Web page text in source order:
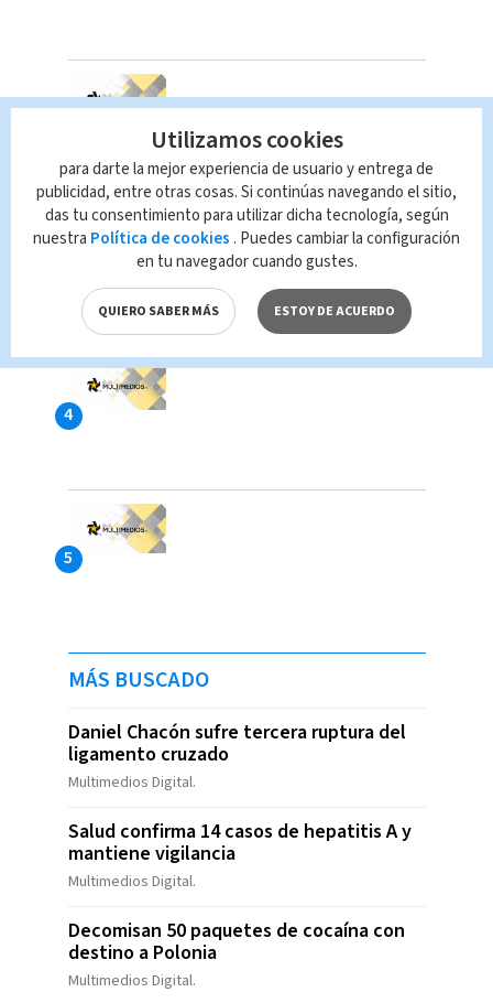
MÁS BUSCADO
Daniel Chacón sufre tercera ruptura del
ligamento cruzado
Multimedios Digital.
Salud confirma 14 casos de hepatitis A y
mantiene vigilancia
Multimedios Digital.
Decomisan 50 paquetes de cocaína con
destino a Polonia
Multimedios Digital.
Utilizamos cookies
para darte la mejor experiencia de usuario y entrega de
publicidad, entre otras cosas. Si continúas navegando el sitio,
das tu consentimiento para utilizar dicha tecnología, según
nuestra Política de cookies . Puedes cambiar la configuración
en tu navegador cuando gustes.
QUIERO SABER MÁS ESTOY DE ACUERDO